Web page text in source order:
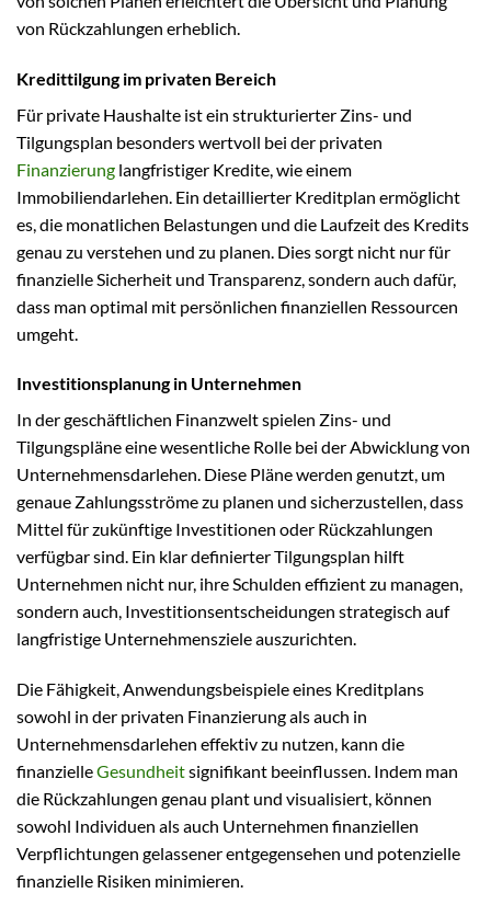
von Rückzahlungen erheblich.
Kredittilgung im privaten Bereich
Für private Haushalte ist ein strukturierter Zins- und
Tilgungsplan besonders wertvoll bei der privaten
Finanzierung langfristiger Kredite, wie einem
Immobiliendarlehen. Ein detaillierter Kreditplan ermöglicht
es, die monatlichen Belastungen und die Laufzeit des Kredits
genau zu verstehen und zu planen. Dies sorgt nicht nur für
finanzielle Sicherheit und Transparenz, sondern auch dafür,
dass man optimal mit persönlichen finanziellen Ressourcen
umgeht.
Investitionsplanung in Unternehmen
In der geschäftlichen Finanzwelt spielen Zins- und
Tilgungspläne eine wesentliche Rolle bei der Abwicklung von
Unternehmensdarlehen. Diese Pläne werden genutzt, um
genaue Zahlungsströme zu planen und sicherzustellen, dass
Mittel für zukünftige Investitionen oder Rückzahlungen
verfügbar sind. Ein klar definierter Tilgungsplan hilft
Unternehmen nicht nur, ihre Schulden effizient zu managen,
sondern auch, Investitionsentscheidungen strategisch auf
langfristige Unternehmensziele auszurichten.
Die Fähigkeit, Anwendungsbeispiele eines Kreditplans
sowohl in der privaten Finanzierung als auch in
Unternehmensdarlehen effektiv zu nutzen, kann die
finanzielleGesundheitsignifikant beeinflussen. Indem man
die Rückzahlungen genau plant und visualisiert, können
sowohl Individuen als auch Unternehmen finanziellen
Verpflichtungen gelassener entgegensehen und potenzielle
finanzielle Risiken minimieren.